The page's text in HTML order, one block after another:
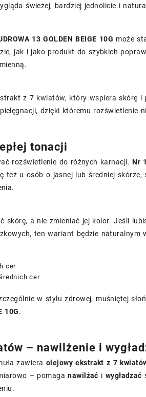
świeżej, bardziej jednolicie i
13 GOLDEN BEIGE 10G może
jak i jako produkt do szybkich
z 7 kwiatów, który wspiera skórę i
dzięki któremu rozświetlenie
tonacji
rozświetlenie do różnych karnacji.Nr
też u osób o jasnej lub średniej skórze,
a nie zmieniać jej kolor. Jeśli
ten wariant będzie naturalnym
cer
cer
w stylu zdrowej, muśniętej
10G.
– nawilżenie i
zawiera olejowy ekstrakt z 7
– pomaganawilżać i wygładzać